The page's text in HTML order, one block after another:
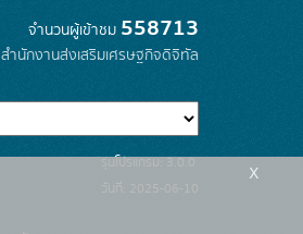
จำนวนผู้เข้าชม 558713
สำนักงานส่งเสริมเศรษฐกิจดิจิทัล
รุ่นโปรแกรม: 3.0.0
วันที่: 2025-06-10
x